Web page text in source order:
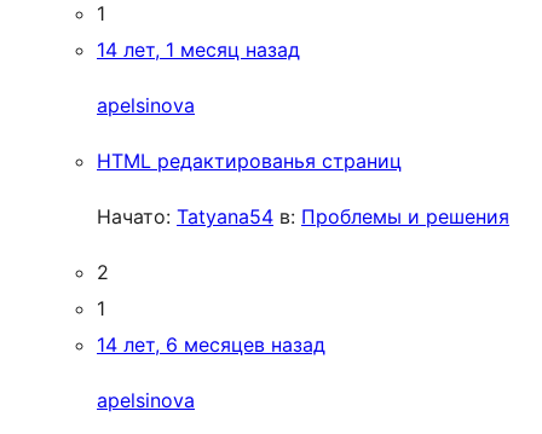
1
14 лет, 1 месяц назад
apelsinova
HTML редактированья страниц
Начато: Tatyana54 в: Проблемы и решения
2
1
14 лет, 6 месяцев назад
apelsinova